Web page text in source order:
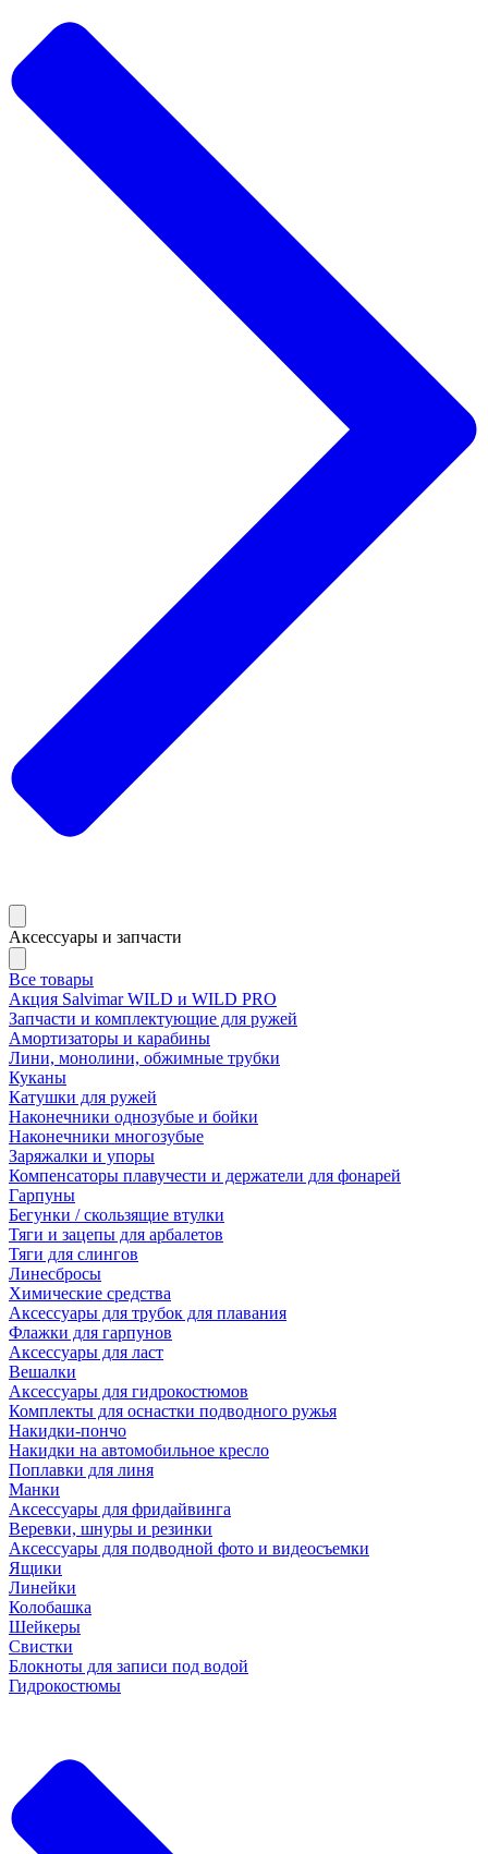
Аксессуары и запчасти
Все товары
Акция Salvimar WILD и WILD PRO
Запчасти и комплектующие для ружей
Амортизаторы и карабины
Лини, монолини, обжимные трубки
Куканы
Катушки для ружей
Наконечники однозубые и бойки
Наконечники многозубые
Заряжалки и упоры
Компенсаторы плавучести и держатели для фонарей
Гарпуны
Бегунки / скользящие втулки
Тяги и зацепы для арбалетов
Тяги для слингов
Линесбросы
Химические средства
Аксессуары для трубок для плавания
Флажки для гарпунов
Аксессуары для ласт
Вешалки
Аксессуары для гидрокостюмов
Комплекты для оснастки подводного ружья
Накидки-пончо
Накидки на автомобильное кресло
Поплавки для линя
Манки
Аксессуары для фридайвинга
Веревки, шнуры и резинки
Аксессуары для подводной фото и видеосъемки
Ящики
Линейки
Колобашка
Шейкеры
Свистки
Блокноты для записи под водой
Гидрокостюмы